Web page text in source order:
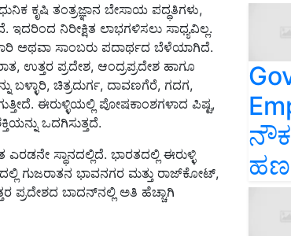
ಕೃಷಿ ತಂತ್ರಜ್ಞಾನ ಬೇಸಾಯ ಪದ್ಧತಿಗಳು,
ನಿರೀಕ್ಷಿತ ಲಾಭಗಳಿಸಲು ಸಾಧ್ಯವಿಲ್ಲ.
ಅಥವಾ ಸಾಂಬರು ಪದಾರ್ಥದ ಬೆಳೆಯಾಗಿದೆ.
ಉತ್ತರ ಪ್ರದೇಶ, ಆಂದ್ರಪ್ರದೇಶ ಹಾಗೂ
ಬಳ್ಳಾರಿ, ಚಿತ್ರದುರ್ಗ, ದಾವಣಗೆರೆ, ಗದಗ,
ಈರುಳ್ಳಿಯಲ್ಲಿ ಪೋಷಕಾಂಶಗಳಾದ ಪಿಷ್ಟ,
ಒದಗಿಸುತ್ತದೆ.
ಎರಡನೇ ಸ್ಥಾನದಲ್ಲಿದೆ. ಭಾರತದಲ್ಲಿ ಈರುಳ್ಳಿ
ಗುಜರಾತನ ಭಾವನಗರ ಮತ್ತು ರಾಜ್‍ಕೋಟ್,
ಪ್ರದೇಶದ ಬಾದನ್‍ನಲ್ಲಿ ಅತಿ ಹೆಚ್ಚಾಗಿ